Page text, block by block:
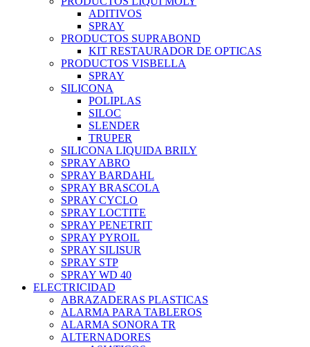
ADITIVOS
SPRAY
PRODUCTOS SUPRABOND
KIT RESTAURADOR DE OPTICAS
PRODUCTOS VISBELLA
SPRAY
SILICONA
POLIPLAS
SILOC
SLENDER
TRUPER
SILICONA LIQUIDA BRILY
SPRAY ABRO
SPRAY BARDAHL
SPRAY BRASCOLA
SPRAY CYCLO
SPRAY LOCTITE
SPRAY PENETRIT
SPRAY PYROIL
SPRAY SILISUR
SPRAY STP
SPRAY WD 40
ELECTRICIDAD
ABRAZADERAS PLASTICAS
ALARMA PARA TABLEROS
ALARMA SONORA TR
ALTERNADORES